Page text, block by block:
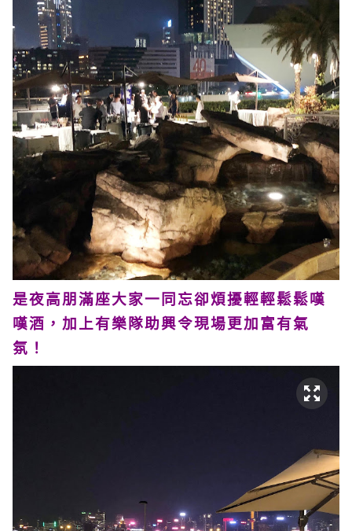
是夜高朋滿座大家一同忘卻煩擾輕輕鬆鬆嘆
嘆酒，加上有樂隊助興令現場更加富有氣
氛！